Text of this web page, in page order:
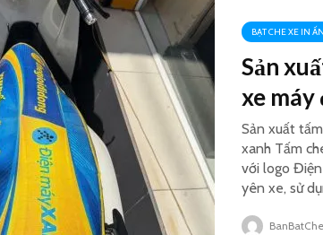
BẠT CHE XE IN ẤN
Sản
xe máy
Sản xuất
xanh Tấm
với logo
yên xe, sử